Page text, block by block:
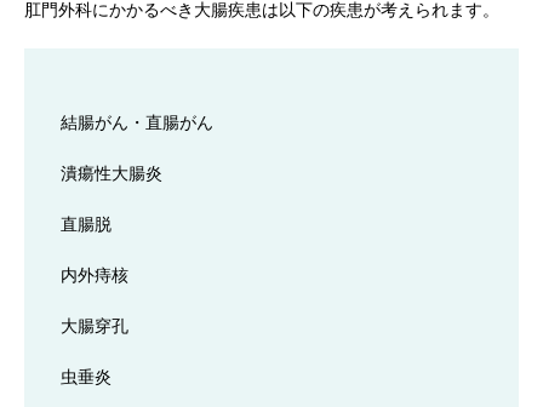
肛門外科にかかるべき大腸疾患は以下の疾患が考えられます。
結腸がん・直腸がん
潰瘍性大腸炎
直腸脱
内外痔核
大腸穿孔
虫垂炎